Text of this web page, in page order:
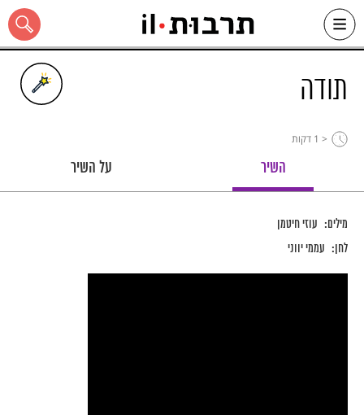
Skip
content
כל האתר
תודה
< 1 דקות
השיר על השיר
מילים: עוזי חיטמן
לחן: עממי יווני